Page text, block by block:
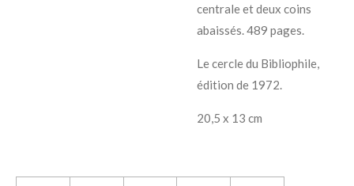
centrale et deux coins
abaissés. 489 pages.
Le cercle du Bibliophile,
édition de 1972.
20,5 x 13 cm